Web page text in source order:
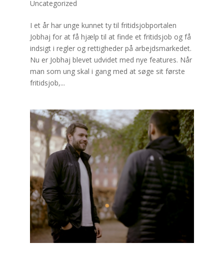
Uncategorized
I et år har unge kunnet ty til fritidsjobportalen
Jobhaj for at få hjælp til at finde et fritidsjob og få
indsigt i regler og rettigheder på arbejdsmarkedet.
Nu er Jobhaj blevet udvidet med nye features. Når
man som ung skal i gang med at søge sit første
fritidsjob,...